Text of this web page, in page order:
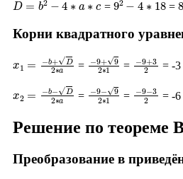
= =
Корни квадратного
+ D2∗ = 9+ 92 = 9 +3 = -3
b−D2∗ = −9−92 1
= −9−3 = -6
Решение по теореме
Преобразование в